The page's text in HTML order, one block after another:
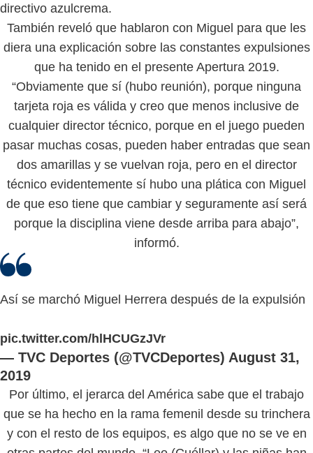
directivo azulcrema.
También reveló que hablaron con Miguel para que les
diera una explicación sobre las constantes expulsiones
que ha tenido en el presente Apertura 2019.
“Obviamente que sí (hubo reunión), porque ninguna
tarjeta roja es válida y creo que menos inclusive de
cualquier director técnico, porque en el juego pueden
pasar muchas cosas, pueden haber entradas que sean
dos amarillas y se vuelvan roja, pero en el director
técnico evidentemente sí hubo una plática con Miguel
de que eso tiene que cambiar y seguramente así será
porque la disciplina viene desde arriba para abajo”,
informó.
Así se marchó Miguel Herrera después de la expulsión
pic.twitter.com/hlHCUGzJVr
— TVC Deportes (@TVCDeportes) August 31,
2019
Por último, el jerarca del América sabe que el trabajo
que se ha hecho en la rama femenil desde su trinchera
y con el resto de los equipos, es algo que no se ve en